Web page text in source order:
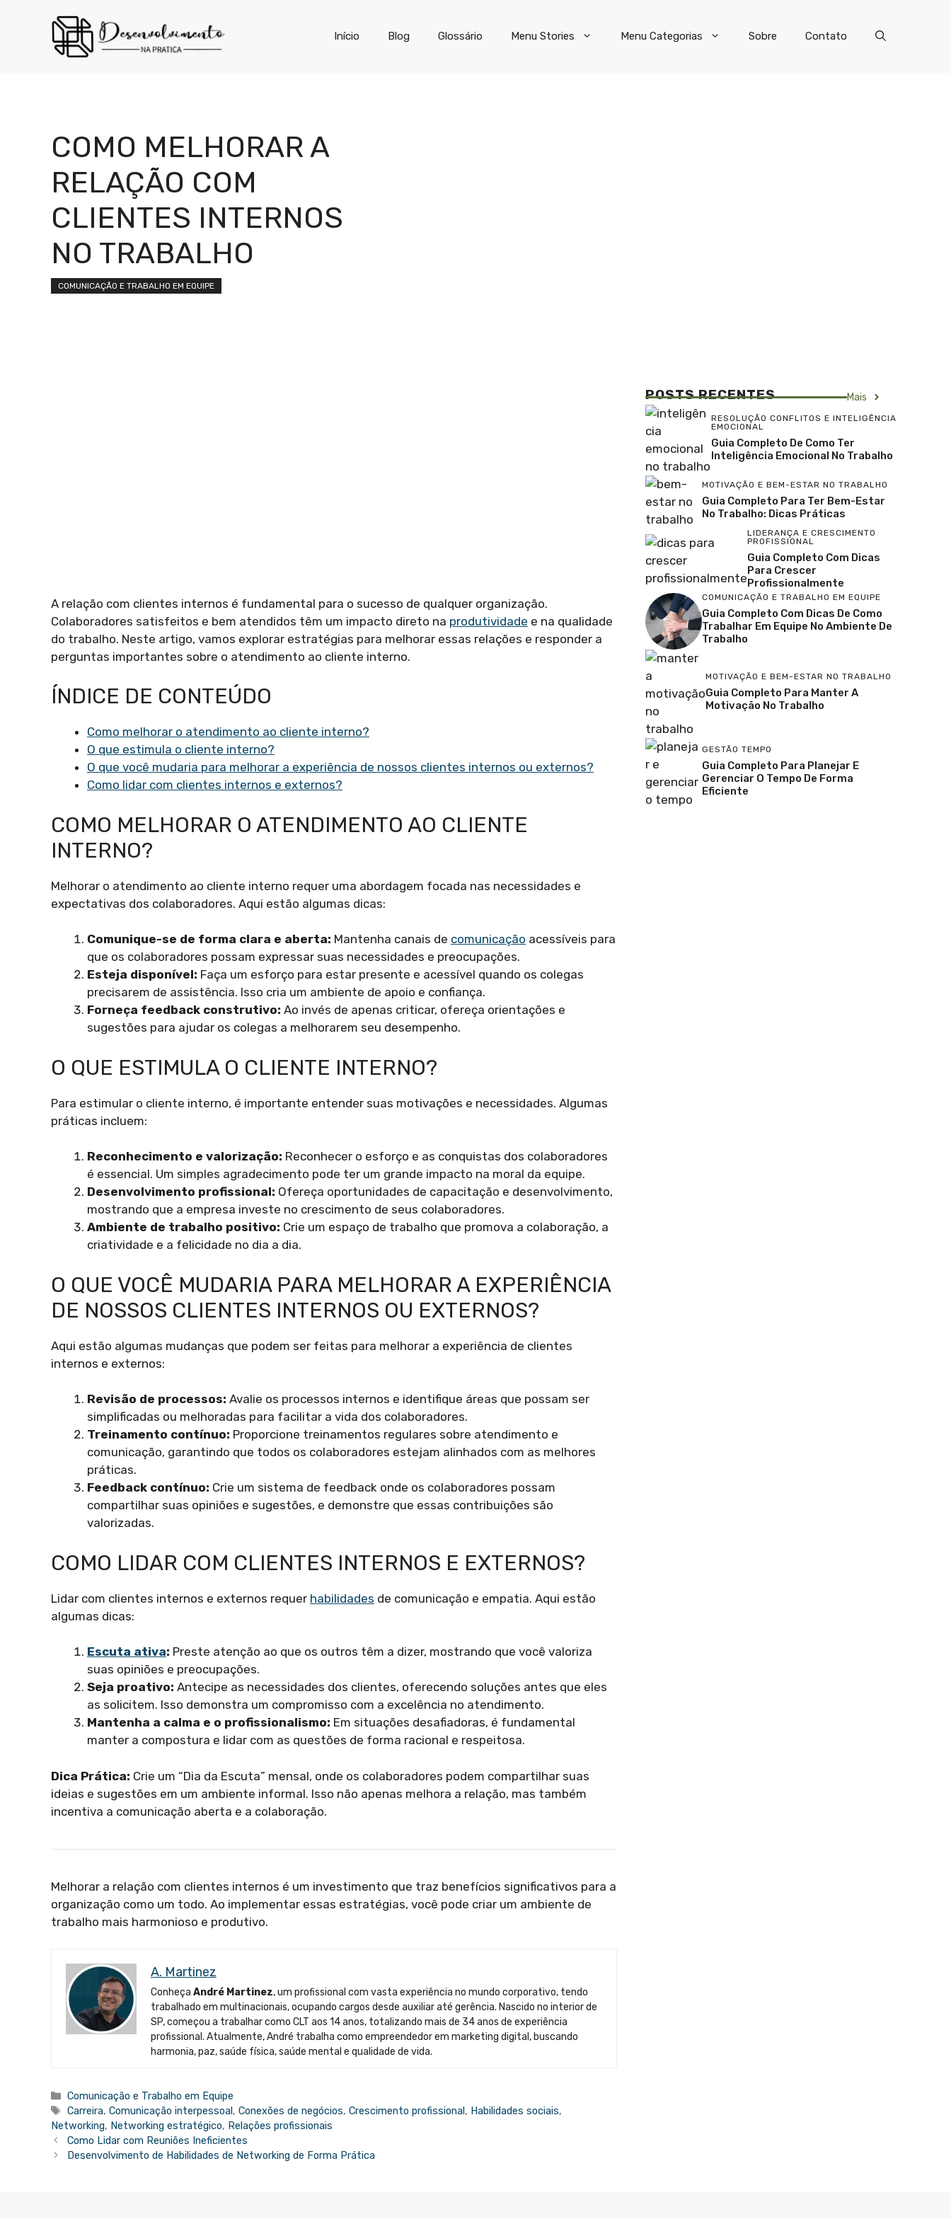
Início Blog Glossário Menu Stories Menu Categorias Sobre Contato
COMO MELHORAR A
RELAÇÃO COM
CLIENTES INTERNOS
NO TRABALHO
COMUNICAÇÃO E TRABALHO EM EQUIPE
A relação com clientes internos é fundamental para o sucesso de qualquer organização.
Colaboradores satisfeitos e bem atendidos têm um impacto direto na produtividade e na qualidade
do trabalho. Neste artigo, vamos explorar estratégias para melhorar essas relações e responder a
perguntas importantes sobre o atendimento ao cliente interno.
ÍNDICE DE CONTEÚDO
Como melhorar o atendimento ao cliente interno?
O que estimula o cliente interno?
O que você mudaria para melhorar a experiência de nossos clientes internos ou externos?
Como lidar com clientes internos e externos?
COMO MELHORAR O ATENDIMENTO AO CLIENTE
INTERNO?
Melhorar o atendimento ao cliente interno requer uma abordagem focada nas necessidades e
expectativas dos colaboradores. Aqui estão algumas dicas:
Comunique-se de forma clara e aberta: Mantenha canais de comunicação acessíveis para
que os colaboradores possam expressar suas necessidades e preocupações.
Esteja disponível: Faça um esforço para estar presente e acessível quando os colegas
precisarem de assistência. Isso cria um ambiente de apoio e confiança.
Forneça feedback construtivo: Ao invés de apenas criticar, ofereça orientações e
sugestões para ajudar os colegas a melhorarem seu desempenho.
O QUE ESTIMULA O CLIENTE INTERNO?
Para estimular o cliente interno, é importante entender suas motivações e necessidades. Algumas
práticas incluem:
Reconhecimento e valorização: Reconhecer o esforço e as conquistas dos colaboradores
é essencial. Um simples agradecimento pode ter um grande impacto na moral da equipe.
Desenvolvimento profissional: Ofereça oportunidades de capacitação e desenvolvimento,
mostrando que a empresa investe no crescimento de seus colaboradores.
Ambiente de trabalho positivo: Crie um espaço de trabalho que promova a colaboração, a
criatividade e a felicidade no dia a dia.
O QUE VOCÊ MUDARIA PARA MELHORAR A EXPERIÊNCIA
DE NOSSOS CLIENTES INTERNOS OU EXTERNOS?
Aqui estão algumas mudanças que podem ser feitas para melhorar a experiência de clientes
internos e externos:
Revisão de processos: Avalie os processos internos e identifique áreas que possam ser
simplificadas ou melhoradas para facilitar a vida dos colaboradores.
Treinamento contínuo: Proporcione treinamentos regulares sobre atendimento e
comunicação, garantindo que todos os colaboradores estejam alinhados com as melhores
práticas.
Feedback contínuo: Crie um sistema de feedback onde os colaboradores possam
compartilhar suas opiniões e sugestões, e demonstre que essas contribuições são
valorizadas.
COMO LIDAR COM CLIENTES INTERNOS E EXTERNOS?
Lidar com clientes internos e externos requer habilidades de comunicação e empatia. Aqui estão
algumas dicas:
Escuta ativa: Preste atenção ao que os outros têm a dizer, mostrando que você valoriza
suas opiniões e preocupações.
Seja proativo: Antecipe as necessidades dos clientes, oferecendo soluções antes que eles
as solicitem. Isso demonstra um compromisso com a excelência no atendimento.
Mantenha a calma e o profissionalismo: Em situações desafiadoras, é fundamental
manter a compostura e lidar com as questões de forma racional e respeitosa.
Dica Prática: Crie um “Dia da Escuta” mensal, onde os colaboradores podem compartilhar suas
ideias e sugestões em um ambiente informal. Isso não apenas melhora a relação, mas também
incentiva a comunicação aberta e a colaboração.
Melhorar a relação com clientes internos é um investimento que traz benefícios significativos para a
organização como um todo. Ao implementar essas estratégias, você pode criar um ambiente de
trabalho mais harmonioso e produtivo.
A. Martinez
Conheça André Martinez, um profissional com vasta experiência no mundo corporativo, tendo
trabalhado em multinacionais, ocupando cargos desde auxiliar até gerência. Nascido no interior de
SP, começou a trabalhar como CLT aos 14 anos, totalizando mais de 34 anos de experiência
profissional. Atualmente, André trabalha como empreendedor em marketing digital, buscando
harmonia, paz, saúde física, saúde mental e qualidade de vida.
Categorias
Comunicação e Trabalho em Equipe
Tags
Carreira,Comunicação interpessoal,Conexões de negócios,Crescimento profissional, Habilidades sociais,
Networking, Networking estratégico, Relações profissionais
Como Lidar com Reuniões Ineficientes
Desenvolvimento de Habilidades de Networking de Forma Prática
POSTS RECENTES Mais
RESOLUÇÃO CONFLITOS E INTELIGÊNCIA
EMOCIONAL
Guia Completo De Como Ter
Inteligência Emocional No Trabalho
MOTIVAÇÃO E BEM-ESTAR NO TRABALHO
Guia Completo Para Ter Bem-Estar
No Trabalho: Dicas Práticas
LIDERANÇA E CRESCIMENTO
PROFISSIONAL
Guia Completo Com Dicas
Para Crescer
Profissionalmente
COMUNICAÇÃO E TRABALHO EM EQUIPE
Guia Completo Com Dicas De Como
Trabalhar Em Equipe No Ambiente De
Trabalho
MOTIVAÇÃO E BEM-ESTAR NO TRABALHO
Guia Completo Para Manter A
Motivação No Trabalho
GESTÃO TEMPO
Guia Completo Para Planejar E
Gerenciar O Tempo De Forma
Eficiente